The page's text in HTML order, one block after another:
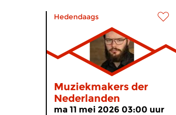
Hedendaags
Muziekmakers der
Nederlanden
ma 11 mei 2026 03:00 uur